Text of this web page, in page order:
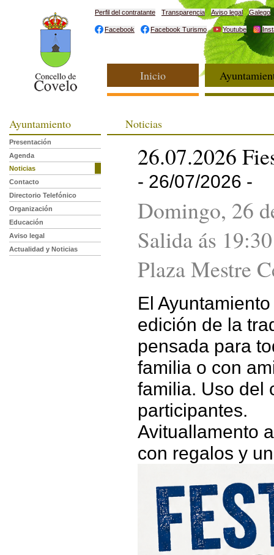
Perfil del contratante Transparencia Aviso legal Galego
Facebook Facebook Turismo Youtube
Inicio
Ayuntamiento
Presentación
Agenda
Noticias
Contacto
Directorio Telefónico
Organización
Educación
Aviso legal
Actualidad y Noticias
Noticias
26.07.2026
- 26/07/2026 -
Domingo, 26
Salida ás
Plaza Mestre
El
edición de la
pensada para
familia o con
familia. Uso del
participantes.
Avituallamento
con regalos y